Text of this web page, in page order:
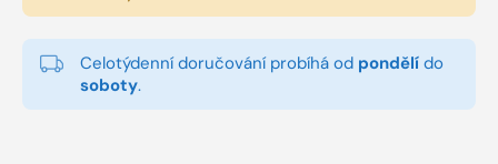
Celotýdenní doručování probíhá od pondělí do
soboty.